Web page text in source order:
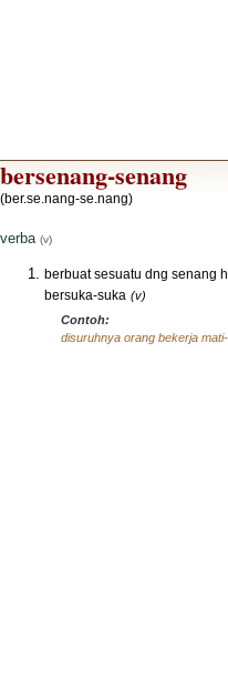
bersenang-senang
(ber.se.nang-se.nang)
verba (v)
berbuat sesuatu dng senang
bersuka-suka (v)
Contoh:
disuruhnya orang bekerja